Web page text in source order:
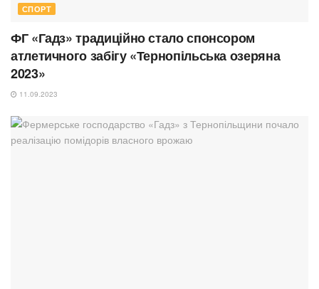
СПОРТ
ФГ «Гадз» традиційно стало спонсором
атлетичного забігу «Тернопільська озеряна
2023»
11.09.2023